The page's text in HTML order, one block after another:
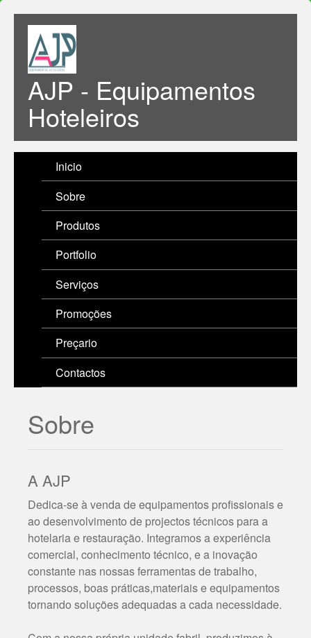
AJP - Equipamentos
Hoteleiros
Inicio
Sobre
Produtos
Portfolio
Serviços
Promoções
Preçario
Contactos
Sobre
A AJP
Dedica-se à venda de equipamentos profissionais e
ao desenvolvimento de projectos técnicos para a
hotelaria e restauração. Integramos a experiência
comercial, conhecimento técnico, e a inovação
constante nas nossas ferramentas de trabalho,
processos, boas práticas,materiais e equipamentos
tornando soluções adequadas a cada necessidade.